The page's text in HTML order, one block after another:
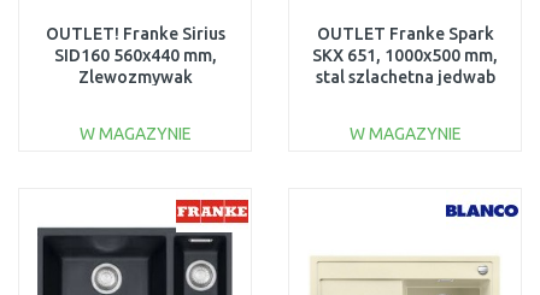
OUTLET! Franke Sirius
SID160 560x440 mm,
Zlewozmywak
W MAGAZYNIE
Do porównania
OUTLET Franke Spark
SKX 651, 1000x500 mm,
stal szlachetna jedwab
W MAGAZYNIE
Do porównania